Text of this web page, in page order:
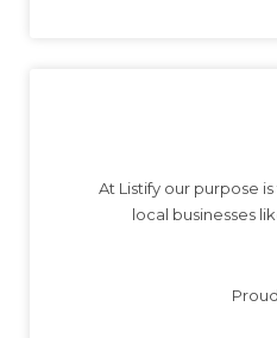
At Listify our purpose
local businesses